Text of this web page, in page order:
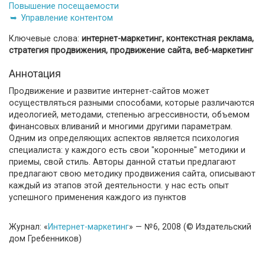
Повышение посещаемости
Управление контентом
Ключевые слова: интернет-маркетинг, контекстная реклама,
стратегия продвижения, продвижение сайта, веб-маркетинг
Аннотация
Продвижение и развитие интернет-сайтов может
осуществляться разными способами, которые различаются
идеологией, методами, степенью агрессивности, объемом
финансовых вливаний и многими другими параметрам.
Одним из определяющих аспектов является психология
специалиста: у каждого есть свои "коронные" методики и
приемы, свой стиль. Авторы данной статьи предлагают
предлагают свою методику продвижения сайта, описывают
каждый из этапов этой деятельности. у нас есть опыт
успешного применения каждого из пунктов
Журнал: «Интернет-маркетинг» — №6, 2008 (© Издательский
дом Гребенников)